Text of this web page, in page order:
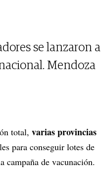
se lanzaron a
Mendoza
total, varias provincias
para conseguir lotes de
campaña de vacunación.